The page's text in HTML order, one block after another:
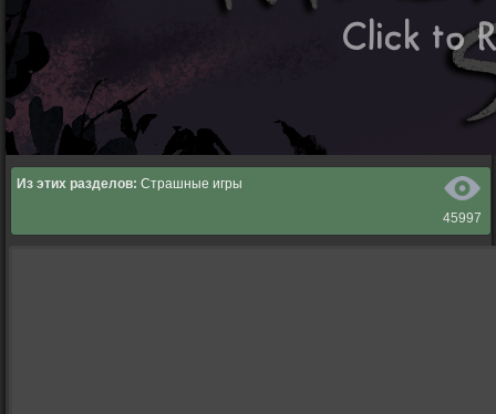
45997
Из этих разделов: Страшные игры